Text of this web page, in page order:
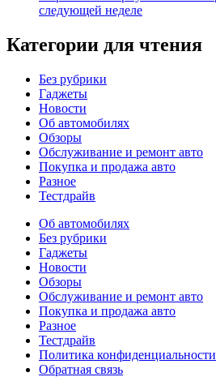
следующей неделе
Категории для чтения
Без рубрики
Гаджеты
Новости
Об автомобилях
Обзоры
Обслуживание и ремонт авто
Покупка и продажа авто
Разное
Тестдрайв
Об автомобилях
Без рубрики
Гаджеты
Новости
Обзоры
Обслуживание и ремонт авто
Покупка и продажа авто
Разное
Тестдрайв
Политика конфиденциальности
Обратная связь